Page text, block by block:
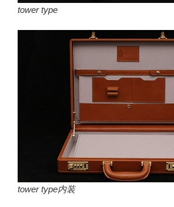
tower type
tower type内装